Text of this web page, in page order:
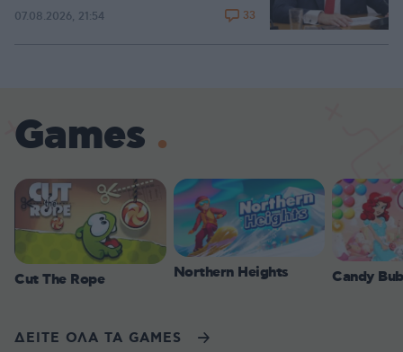
07.08.2026, 21:54 33
Games
Cut The Rope Northern Heights Candy
ΔΕΙΤΕ ΟΛΑ ΤΑ GAMES